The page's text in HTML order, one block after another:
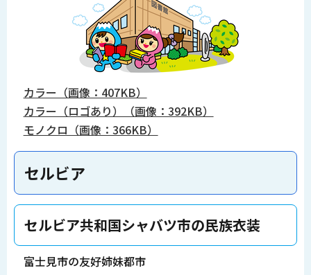
カラー（画像：407KB）
カラー（ロゴあり）（画像：392KB）
モノクロ（画像：366KB）
セルビア
セルビア共和国シャバツ市の民族衣装
富士見市の友好姉妹都市